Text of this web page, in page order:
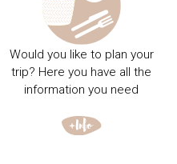
Would you like to plan your
trip? Here you have all the
information you need